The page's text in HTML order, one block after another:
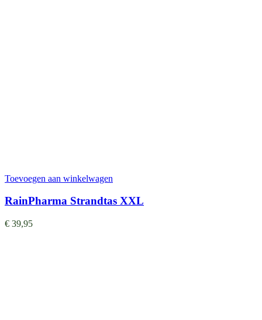
Toevoegen aan winkelwagen
RainPharma Strandtas XXL
€ 39,95